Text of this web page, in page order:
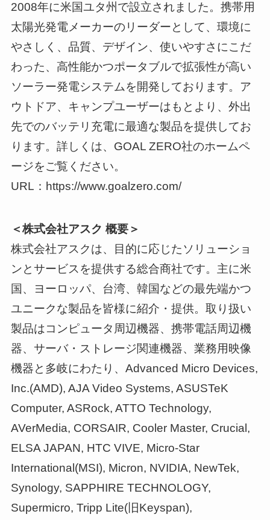
2008年に米国ユタ州で設立されました。携帯用
太陽光発電メーカーのリーダーとして、環境に
やさしく、品質、デザイン、使いやすさにこだ
わった、高性能かつポータブルで拡張性が高い
ソーラー発電システムを開発しております。ア
ウトドア、キャンプユーザーはもとより、外出
先でのバッテリ充電に最適な製品を提供してお
ります。詳しくは、GOAL ZERO社のホームペ
ージをご覧ください。
URL：https://www.goalzero.com/
＜株式会社アスク 概要＞
株式会社アスクは、目的に応じたソリューショ
ンとサービスを提供する総合商社です。主に米
国、ヨーロッパ、台湾、韓国などの最先端かつ
ユニークな製品を皆様に紹介・提供。取り扱い
製品はコンピュータ周辺機器、携帯電話周辺機
器、サーバ・ストレージ関連機器、業務用映像
機器と多岐にわたり、Advanced Micro Devices,
Inc.(AMD), AJA Video Systems, ASUSTeK
Computer, ASRock, ATTO Technology,
AVerMedia, CORSAIR, Cooler Master, Crucial,
ELSA JAPAN, HTC VIVE, Micro-Star
International(MSI), Micron, NVIDIA, NewTek,
Synology, SAPPHIRE TECHNOLOGY,
Supermicro, Tripp Lite(旧Keyspan),